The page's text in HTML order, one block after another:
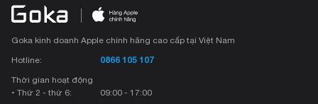
Goka kinh doanh Apple chính hãng cao cấp tại Việt Nam
Hotline:
0866 105 107
Thời gian hoạt động
• Thứ 2 - thứ 6:
09:00 - 17:00